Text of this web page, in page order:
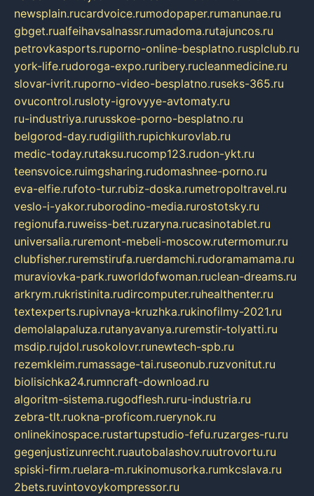
newsplain.rucardvoice.rumodopaper.rumanunae.ru
gbget.rualfeihavsalnassr.rumadoma.rutajuncos.ru
petrovkasports.ruporno-online-besplatno.rusplclub.ru
york-life.rudoroga-expo.ruribery.rucleanmedicine.ru
slovar-ivrit.ruporno-video-besplatno.ruseks-365.ru
ovucontrol.rusloty-igrovyye-avtomaty.ru
ru-industriya.rurusskoe-porno-besplatno.ru
belgorod-day.rudigilith.rupichkurovlab.ru
medic-today.rutaksu.rucomp123.rudon-ykt.ru
teensvoice.ruimgsharing.rudomashnee-porno.ru
eva-elfie.rufoto-tur.rubiz-doska.rumetropoltravel.ru
veslo-i-yakor.ruborodino-media.rurostotsky.ru
regionufa.ruweiss-bet.ruzaryna.rucasinotablet.ru
universalia.ruremont-mebeli-moscow.rutermomur.ru
clubfisher.ruremstirufa.ruerdamchi.rudoramamama.ru
muraviovka-park.ruworldofwoman.ruclean-dreams.ru
arkrym.rukristinita.rudircomputer.ruhealthenter.ru
textexperts.rupivnaya-kruzhka.rukinofilmy-2021.ru
demolalapaluza.rutanyavanya.ruremstir-tolyatti.ru
msdip.rujdol.rusokolovr.runewtech-spb.ru
rezemkleim.rumassage-tai.ruseonub.ruzvonitut.ru
biolisichka24.rumncraft-download.ru
algoritm-sistema.rugodflesh.ruru-industria.ru
zebra-tlt.ruokna-proficom.ruerynok.ru
onlinekinospace.rustartupstudio-fefu.ruzarges-ru.ru
gegenjustizunrecht.ruautobalashov.ruutrovortu.ru
spiski-firm.ruelara-m.rukinomusorka.rumkcslava.ru
2bets.ruvintovoykompressor.ru